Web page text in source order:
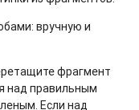
вручную и
фрагмент
над правильным
Если над